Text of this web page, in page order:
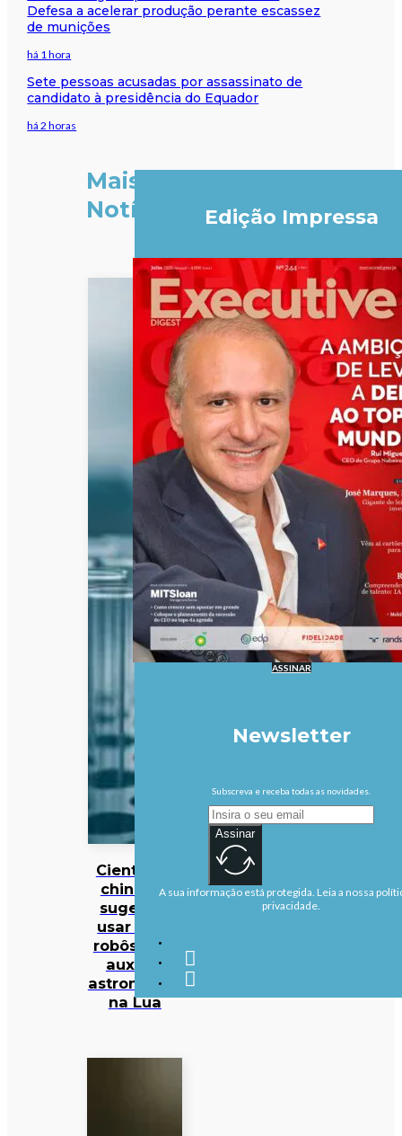
Defesa a acelerar produção perante escassez
de munições
há 1 hora
Sete pessoas acusadas por assassinato de
candidato à presidência do Equador
há 2 horas
Mais
Notícias
Cientistas
chineses
sugerem
usar cães
robôs para
auxiliar
astronautas
na Lua
Edição Impressa
ASSINAR
Newsletter
Subscreva e receba todas as novidades.
Assinar
A sua informação está protegida. Leia a nossa
privacidade.